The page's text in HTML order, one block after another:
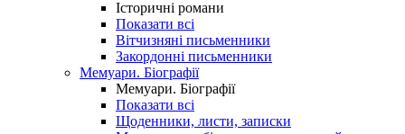
Історичні романи
Показати всі
Вітчизняні письменники
Закордонні письменники
Мемуари. Біографії
Мемуари. Біографії
Показати всі
Щоденники, листи, записки